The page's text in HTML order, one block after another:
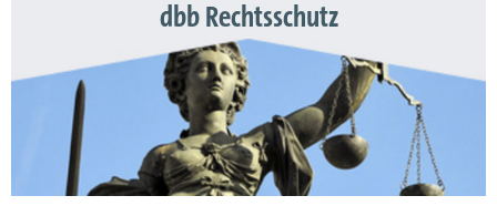
dbb Rechtsschutz